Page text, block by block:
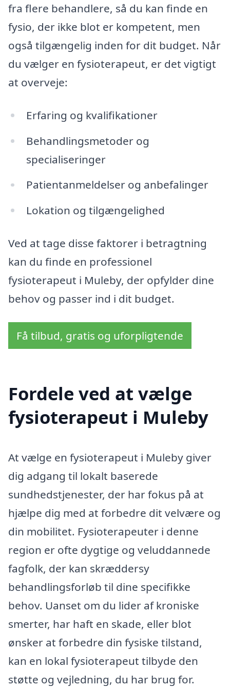
fra flere behandlere, så du kan finde en
fysio, der ikke blot er kompetent, men
også tilgængelig inden for dit budget. Når
du vælger en fysioterapeut, er det vigtigt
at overveje:
Erfaring og kvalifikationer
Behandlingsmetoder og
specialiseringer
Patientanmeldelser og anbefalinger
Lokation og tilgængelighed
Ved at tage disse faktorer i betragtning
kan du finde en professionel
fysioterapeut i Muleby, der opfylder dine
behov og passer ind i dit budget.
Få tilbud, gratis og uforpligtende
Fordele ved at vælge
fysioterapeut i Muleby
At vælge en fysioterapeut i Muleby giver
dig adgang til lokalt baserede
sundhedstjenester, der har fokus på at
hjælpe dig med at forbedre dit velvære og
din mobilitet. Fysioterapeuter i denne
region er ofte dygtige og veluddannede
fagfolk, der kan skræddersy
behandlingsforløb til dine specifikke
behov. Uanset om du lider af kroniske
smerter, har haft en skade, eller blot
ønsker at forbedre din fysiske tilstand,
kan en lokal fysioterapeut tilbyde den
støtte og vejledning, du har brug for.